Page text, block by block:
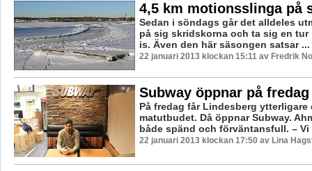
4,5 km motionsslinga på
Sedan i söndags går det alldeles
på sig skridskorna och ta sig en
is. Även den här säsongen satsar ...
22 januari 2013 klockan 15:11 av Fredrik
Subway öppnar på fredag
På fredag får Lindesberg
matutbudet. Då öppnar Subway.
både spänd och förväntansfull. – Vi
22 januari 2013 klockan 17:50 av Lina